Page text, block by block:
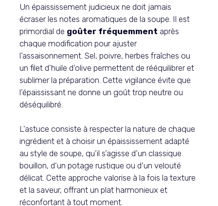
Un épaississement judicieux ne doit jamais
écraser les notes aromatiques de la soupe. Il est
primordial de goûter fréquemment après
chaque modification pour ajuster
l’assaisonnement. Sel, poivre, herbes fraîches ou
un filet d’huile d’olive permettent de rééquilibrer et
sublimer la préparation. Cette vigilance évite que
l’épaississant ne donne un goût trop neutre ou
déséquilibré.
L’astuce consiste à respecter la nature de chaque
ingrédient et à choisir un épaississement adapté
au style de soupe, qu’il s’agisse d’un classique
bouillon, d’un potage rustique ou d’un velouté
délicat. Cette approche valorise à la fois la texture
et la saveur, offrant un plat harmonieux et
réconfortant à tout moment.